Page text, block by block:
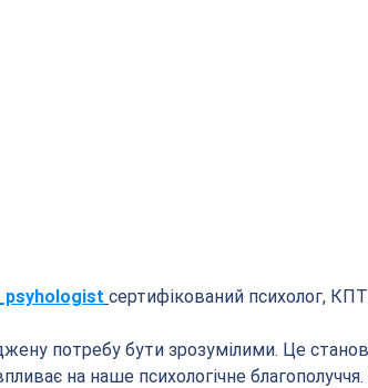
сертифікований психолог,
потребу бути зрозумілими. Це
на наше психологічне